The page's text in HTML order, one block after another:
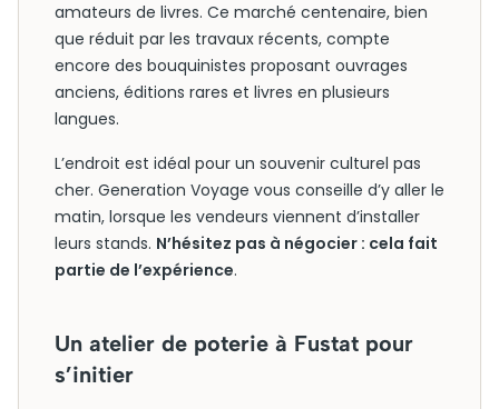
amateurs de livres. Ce marché centenaire, bien
que réduit par les travaux récents, compte
encore des bouquinistes proposant ouvrages
anciens, éditions rares et livres en plusieurs
langues.
L’endroit est idéal pour un souvenir culturel pas
cher. Generation Voyage vous conseille d’y aller le
matin, lorsque les vendeurs viennent d’installer
leurs stands. N’hésitez pas à négocier : cela fait
partie de l’expérience.
Un atelier de poterie à Fustat pour
s’initier